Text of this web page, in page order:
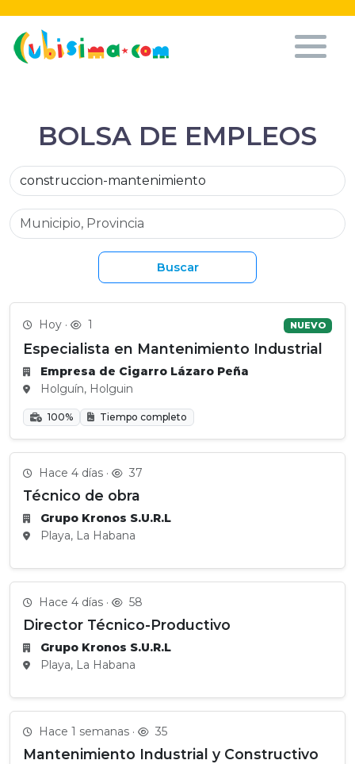
BOLSA DE EMPLEOS
Buscar
Hoy · 1 NUEVO
Especialista en Mantenimiento Industrial
Empresa de Cigarro Lázaro Peña
Holguín, Holguin
100% Tiempo completo
Hace 4 días · 37
Técnico de obra
Grupo Kronos S.U.R.L
Playa, La Habana
Hace 4 días · 58
Director Técnico-Productivo
Grupo Kronos S.U.R.L
Playa, La Habana
Hace 1 semanas · 35
Mantenimiento Industrial y Constructivo